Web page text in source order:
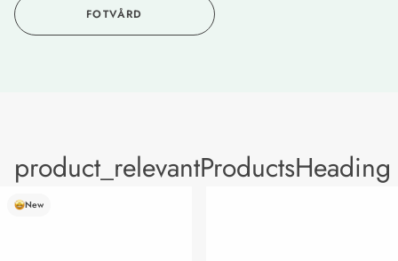
FOTVÅRD
product_relevantProductsHeading
New